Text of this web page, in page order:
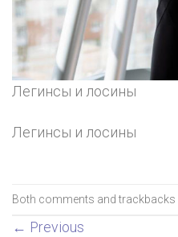
Легинсы и лосины
Легинсы и лосины
Both comments and trackbacks
← Previous